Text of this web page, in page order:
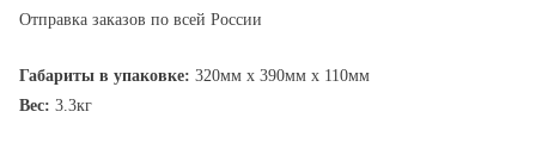
Отправка заказов по всей России
Габариты в упаковке: 320мм x 390мм x 110мм
Вес: 3.3кг